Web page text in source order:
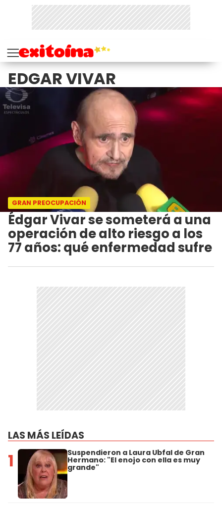
EDGAR VIVAR
GRAN PREOCUPACIÓN
Édgar Vivar se someterá a una
operación de alto riesgo a los
77 años: qué enfermedad sufre
LAS MÁS LEÍDAS
1 Suspendieron a Laura Ubfal de Gran
Hermano: "El enojo con ella es muy
grande"